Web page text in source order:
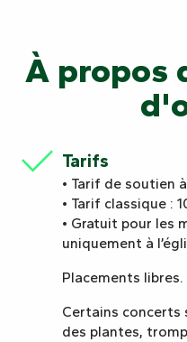
À propos
Tarifs
• Tarif de soutien
• Tarif classique :
• Gratuit pour les
uniquement à
Placements libres.
Certains concerts
des plantes,